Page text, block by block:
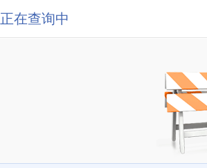
正在查询中